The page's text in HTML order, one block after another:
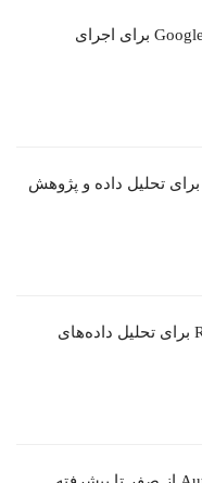
انجام پروژه با Google Colab برای اجرای
انجام پروژه با RStudio برای تحلیل داده‌های